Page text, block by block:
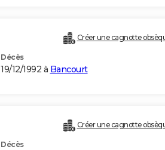
Créer une cagnotte
Décès
19/12/1992 à Bancourt
Créer une cagnotte
Décès